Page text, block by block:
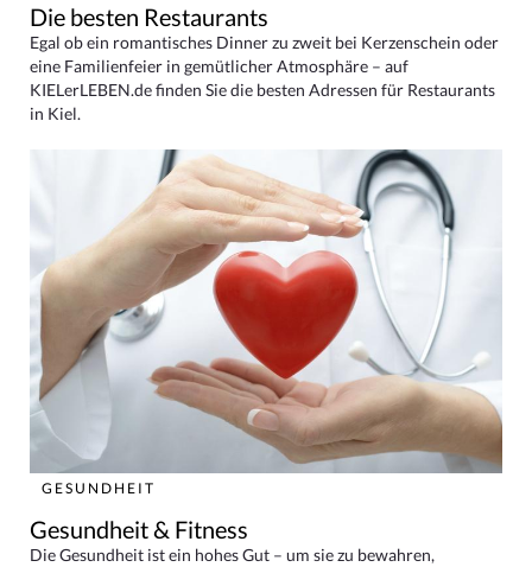
Die besten Restaurants
Egal ob ein romantisches Dinner zu zweit bei Kerzenschein oder
eine Familienfeier in gemütlicher Atmosphäre – auf
KIELerLEBEN.de finden Sie die besten Adressen für Restaurants
in Kiel.
GESUNDHEIT
Gesundheit & Fitness
Die Gesundheit ist ein hohes Gut – um sie zu bewahren,